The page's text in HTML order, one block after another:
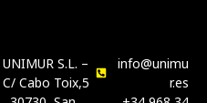
UNIMUR S.L. –
C/ Cabo Toix,5
info@unimu
r.es